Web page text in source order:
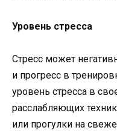
Уровень стресса
Стресс может
и прогресс в
уровень стресса в
расслабляющих
или прогулки на